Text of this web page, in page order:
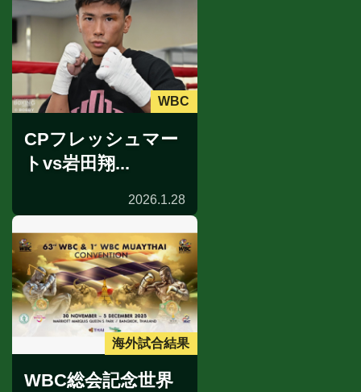
WBC
CPフレッシュマー
トvs岩田翔...
2026.1.28
海外試合結果
WBC総会記念世界